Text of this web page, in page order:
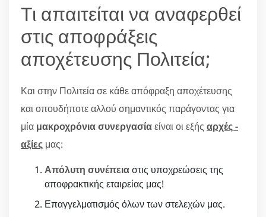
Τι απαιτείται να αναφερθεί
στις αποφράξεις
αποχέτευσης Πολιτεία;
Και στην Πολιτεία σε κάθε απόφραξη αποχέτευσης
και οπουδήποτε αλλού σημαντικός παράγοντας για
μία μακροχρόνια συνεργασίαείναι οι εξής αρχές -
αξίες μας:
Απόλυτη συνέπειαστις υποχρεώσεις της
αποφρακτικής εταιρείας μας!
Επαγγελματισμός όλων των στελεχών μας.